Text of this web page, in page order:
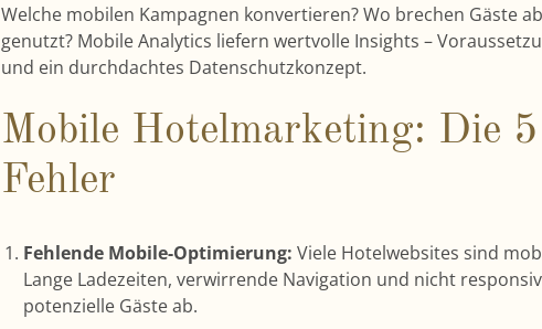
Welche mobilen Kampagnen konvertieren? Wo brechen Gäste
genutzt? Mobile Analytics liefern wertvolle Insights –
und ein durchdachtes Datenschutzkonzept.
Mobile Hotelmarketing: Die
Fehler
Fehlende Mobile-Optimierung: Viele Hotelwebsites sind
Lange Ladezeiten, verwirrende Navigation und nicht
potenzielle Gäste ab.